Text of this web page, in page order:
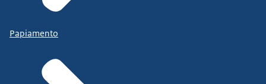
Papiamento